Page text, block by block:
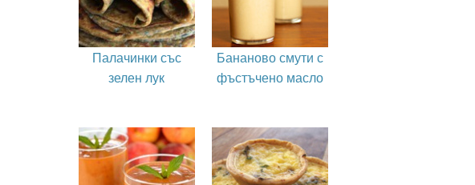
Палачинки със
зелен лук
Бананово смути с
фъстъчено масло